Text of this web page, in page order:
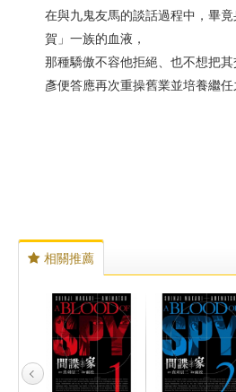
在與九鬼友馬的談話過程中，畢
賀」一族的血液，
那種驕傲不容他拒絕、也不想把
彥便答應再次重操舊業並培養繼任
相關推薦